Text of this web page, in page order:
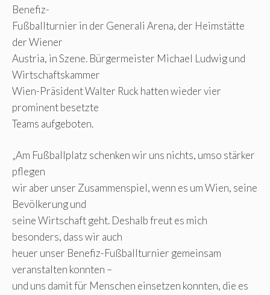
Benefiz-
Fußballturnier in der Generali Arena, der Heimstätte
der Wiener
Austria, in Szene. Bürgermeister Michael Ludwig und
Wirtschaftskammer
Wien-Präsident Walter Ruck hatten wieder vier
prominent besetzte
Teams aufgeboten.
„Am Fußballplatz schenken wir uns nichts, umso stärker
pflegen
wir aber unser Zusammenspiel, wenn es um Wien, seine
Bevölkerung und
seine Wirtschaft geht. Deshalb freut es mich
besonders, dass wir auch
heuer unser Benefiz-Fußballturnier gemeinsam
veranstalten konnten –
und uns damit für Menschen einsetzen konnten, die es